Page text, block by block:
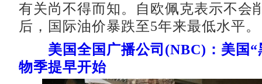
有关尚不得而知。自欧佩克表示不会
后，国际油价暴跌至5年来最低水平。
美国全国广播公司(NBC)：美国
物季提早开始